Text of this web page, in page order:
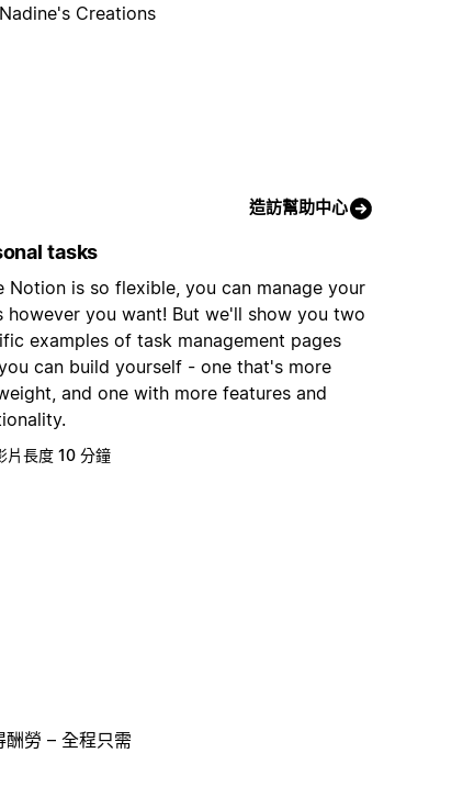
Nadine's Creations
造訪幫助中心
tasks
Notion is so flexible, you can manage your
however you want! But we'll show you two
examples of task management pages
can build yourself - one that's more
and one with more features and
片長度 10 分鐘
勞 – 全程只需